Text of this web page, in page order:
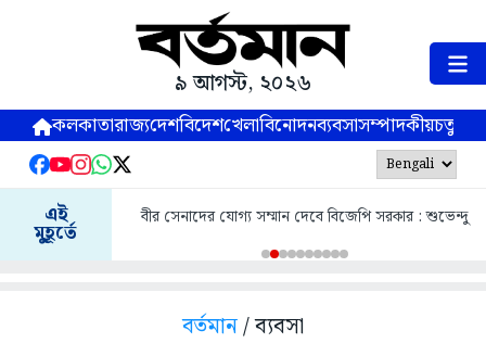
৯ আগস্ট, ২০২৬
কলকাতারাজ্যদেশবিদেশখেলাবিনোদনব্যবসাসম্পাদকীয়
এই
মুহূর্তে
বীর সেনাদের যোগ্য সম্মান দেবে বিজেপি সরকার : শুভেন্দু
বর্তমান/ ব্যবসা